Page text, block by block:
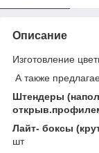
Описание
Изготовление
А также
Штендеры
Лайт- боксы
шт